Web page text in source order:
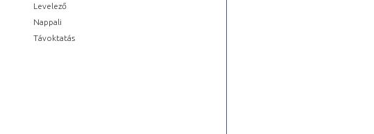
Levelező
Nappali
Távoktatás